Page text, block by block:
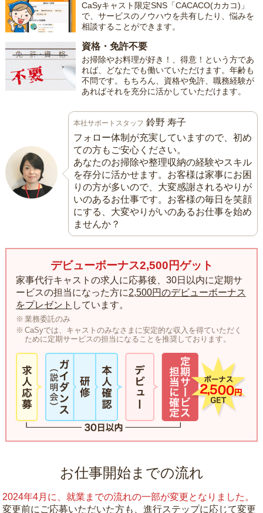
CaSyキャスト限定SNS「CACACO(カカコ)」
で、サービスのノウハウを共有したり、悩みを
相談することができます。
資格・免許不要
お掃除やお料理が好き！、得意！という方であ
れば、どなたでも働いていただけます。年齢も
不問です。もちろん、資格や免許、職務経験が
あればそれを充分に活かしていただけます。
本社サポートスタッフ 鈴野 寿子
フォロー体制が充実していますので、初め
ての方もご安心ください。
あなたのお掃除や整理収納の経験やスキル
を存分に活かせます。お客様は家事にお困
りの方が多いので、大変感謝されるやりが
いのあるお仕事です。お客様の毎日を笑顔
にする、大変やりがいのあるお仕事を始め
ませんか？
デビューボーナス2,500円ゲット
家事代行キャストの求人に応募後、30日以内に定期サ
ービスの担当になった方に2,500円のデビューボーナス
をプレゼント しています。
業務委託のみ
CaSyでは、キャストのみなさまに安定的な収入を得ていただく
ために定期サービスの担当になることを推奨しております。
お仕事開始までの流れ
2024年4月に、就業までの流れの一部が変更となりました。
変更前にご応募いただいた方も、進行ステップに応じて変更